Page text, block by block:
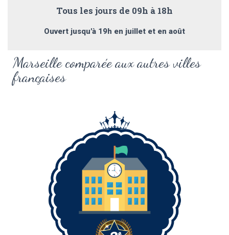
Tous les jours de 09h à 18h
Ouvert jusqu'à 19h en juillet et en août
Marseille comparée aux autres villes
françaises